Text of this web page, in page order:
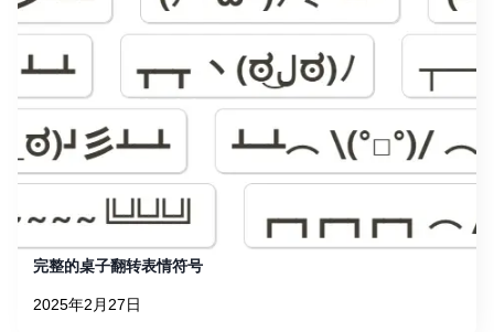
完整的桌子翻转表情符号
2025年2月27日